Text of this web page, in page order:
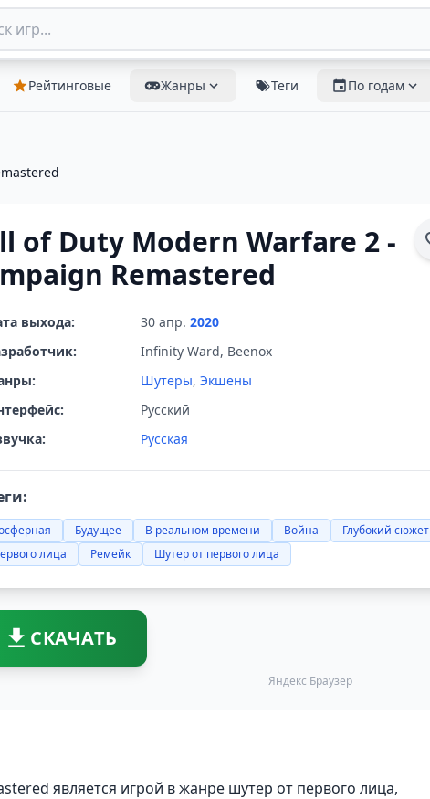
Рейтинговые Жанры Теги По годам
of Duty Modern Warfare 2 -
Remastered
выхода: 30 апр. 2020
Infinity Ward, Beenox
Шутеры, Экшены
Русский
Русская
Будущее В реальном времени Война
Глубокий сюжет
лица
Ремейк Шутер от первого лица
СКАЧАТЬ
Яндекс Браузер
является игрой в жанре шутер от первого лица,